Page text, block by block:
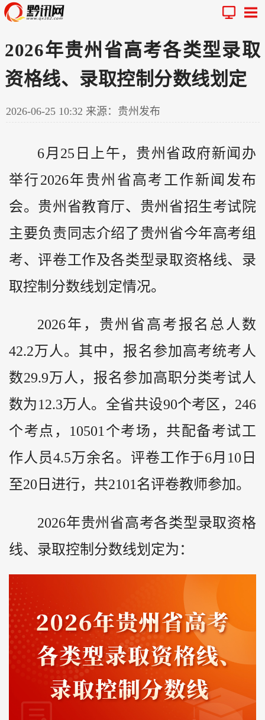
2026年贵州省高考各类型录取
资格线、录取控制分数线划定
2026-06-25 10:32 来源：贵州发布
6月25日上午， 贵州 省政府新闻办
举行2026年贵州省高考工作新闻发布
会。贵州省教育厅、贵州省招生考试院
主要负责同志介绍了贵州省今年高考组
考、评卷工作及各类型录取资格线、录
取控制分数线划定情况。
2026年，贵州省高考报名总人数
42.2万人。其中，报名参加高考统考人
数29.9万人，报名参加高职分类考试人
数为12.3万人。全省共设90个考区，246
个考点，10501个考场，共配备考试工
作人员4.5万余名。评卷工作于6月10日
至20日进行，共2101名评卷教师参加。
2026年贵州省高考各类型录取资格
线、录取控制分数线划定为：